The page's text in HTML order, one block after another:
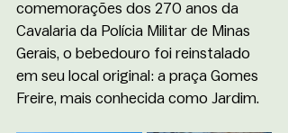
comemorações dos 270 anos da
Cavalaria da Polícia Militar de Minas
Gerais, o bebedouro foi reinstalado
em seu local original: a praça Gomes
Freire, mais conhecida como Jardim.